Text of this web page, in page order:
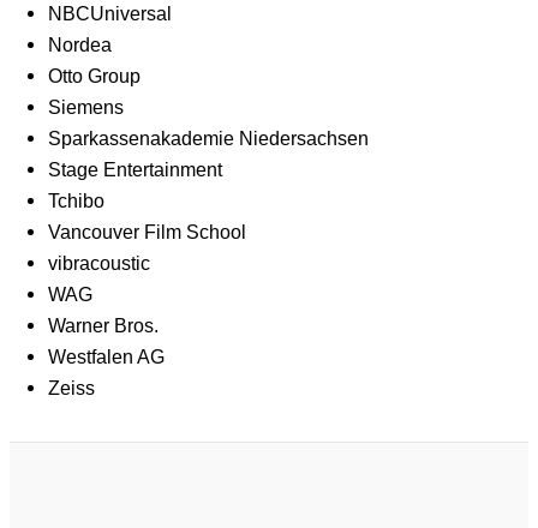
NBCUniversal
Nordea
Otto Group
Siemens
Sparkassenakademie Niedersachsen
Stage Entertainment
Tchibo
Vancouver Film School
vibracoustic
WAG
Warner Bros.
Westfalen AG
Zeiss